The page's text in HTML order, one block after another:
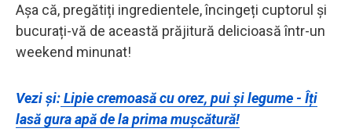
Așa că, pregătiți ingredientele, încingeți cuptorul și
bucurați-vă de această prăjitură delicioasă într-un
weekend minunat!
Vezi și:Lipie cremoasă cu orez, pui și legume - Îți
lasă gura apă de la prima mușcătură!